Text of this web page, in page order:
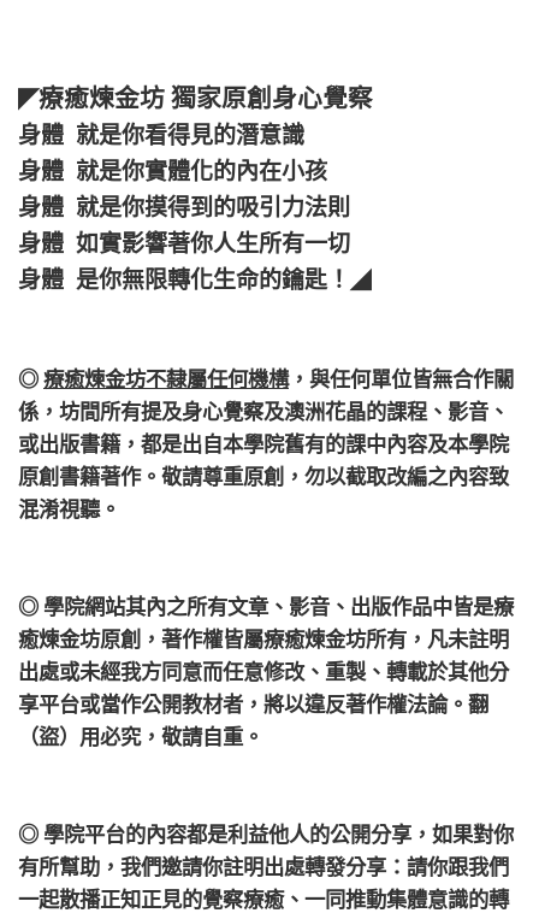
◤療癒煉金坊 獨家原創身心覺察
身體 就是你看得見的潛意識
身體 就是你實體化的內在小孩
身體 就是你摸得到的吸引力法則
身體 如實影響著你人生所有一切
身體 是你無限轉化生命的鑰匙！ ◢
◎療癒煉金坊不隸屬任何機構， 與任何單位皆無合作關
係， 坊間所有提及身心覺察及澳洲花晶的課程、影音、
或出版書籍，都是出自本學院舊有的課中內容及本學院
原創書籍著作。敬請尊重原創，勿以截取改編之內容致
混淆視聽。
◎ 學院網站其內之所有文章、影音、出版作品中皆是療
癒煉金坊原創，著作權皆屬療癒煉金坊所有，凡未註明
出處或未經我方同意而任意修改、重製、轉載於其他分
享平台或當作公開教材者，將以違反著作權法論。翻
（盜）用必究，敬請自重。
◎ 學院平台的內容都是利益他人的公開分享，如果對你
有所幫助，我們邀請你註明出處轉發分享：請你跟我們
一起散播正知正見的覺察療癒、一同推動集體意識的轉